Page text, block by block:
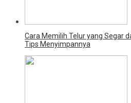
Cara Memilih Telur yang Segar
Tips Menyimpannya